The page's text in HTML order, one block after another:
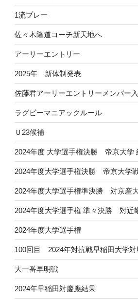
1流プレー
佐々木隆道コーチ新天地へ
アーリーエントリー
2025年 新体制発表
佐藤君アーリーエントリーメンバー
ラグビーマニアックルール
Ｕ23候補
2024年度 大学選手権決勝 帝京大学
2024年度大学選手権決勝 帝京大学
2024年度大学選手権準決勝 対京
2024年度大学選手権 準々決勝 対
2024年度大学選手権
100回目 2024年対抗戦早稲田大学対
大一番早明戦
2024年早稲田対慶應結果